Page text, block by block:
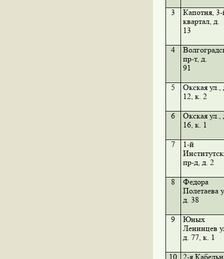
3
Капотня,
квартал, д.
13
4
пр-т, д.
91
5
Окская ул.,
12, к. 2
6
Окская ул.,
16, к. 1
7
1-й
пр-д, д. 2
8
Федора
Полетаева
д. 38
9
Юных
Ленинцев
д. 77, к. 1
10
2-я